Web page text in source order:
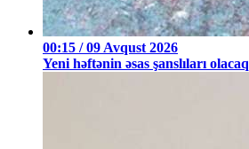
00:15 / 09 Avqust 2026
Yeni həftənin əsas şanslıları olacaq